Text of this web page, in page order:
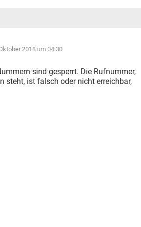
2018 um 04:30
sind gesperrt. Die Rufnummer,
steht, ist falsch oder nicht erreichbar,